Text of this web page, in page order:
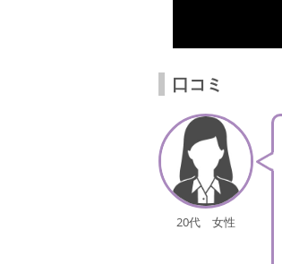
口コミ
20代 女性